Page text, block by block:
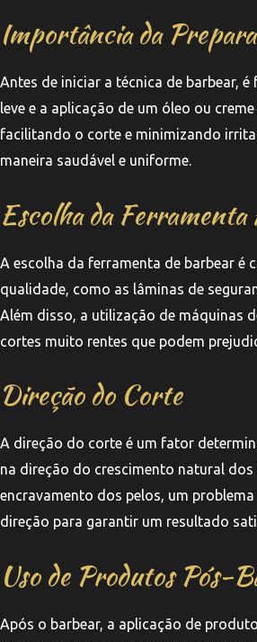
Importância da
Antes de iniciar a técnica de barbear,
leve e a aplicação de um óleo ou
facilitando o corte e minimizando
maneira saudável e uniforme.
Escolha da Ferramenta
A escolha da ferramenta de barbear é
qualidade, como as lâminas de
Além disso, a utilização de máquinas
cortes muito rentes que podem
Direção do Corte
A direção do corte é um fator
na direção do crescimento natural
encravamento dos pelos, um
direção para garantir um resultado
Uso de Produtos Pós-
Após o barbear, a aplicação de